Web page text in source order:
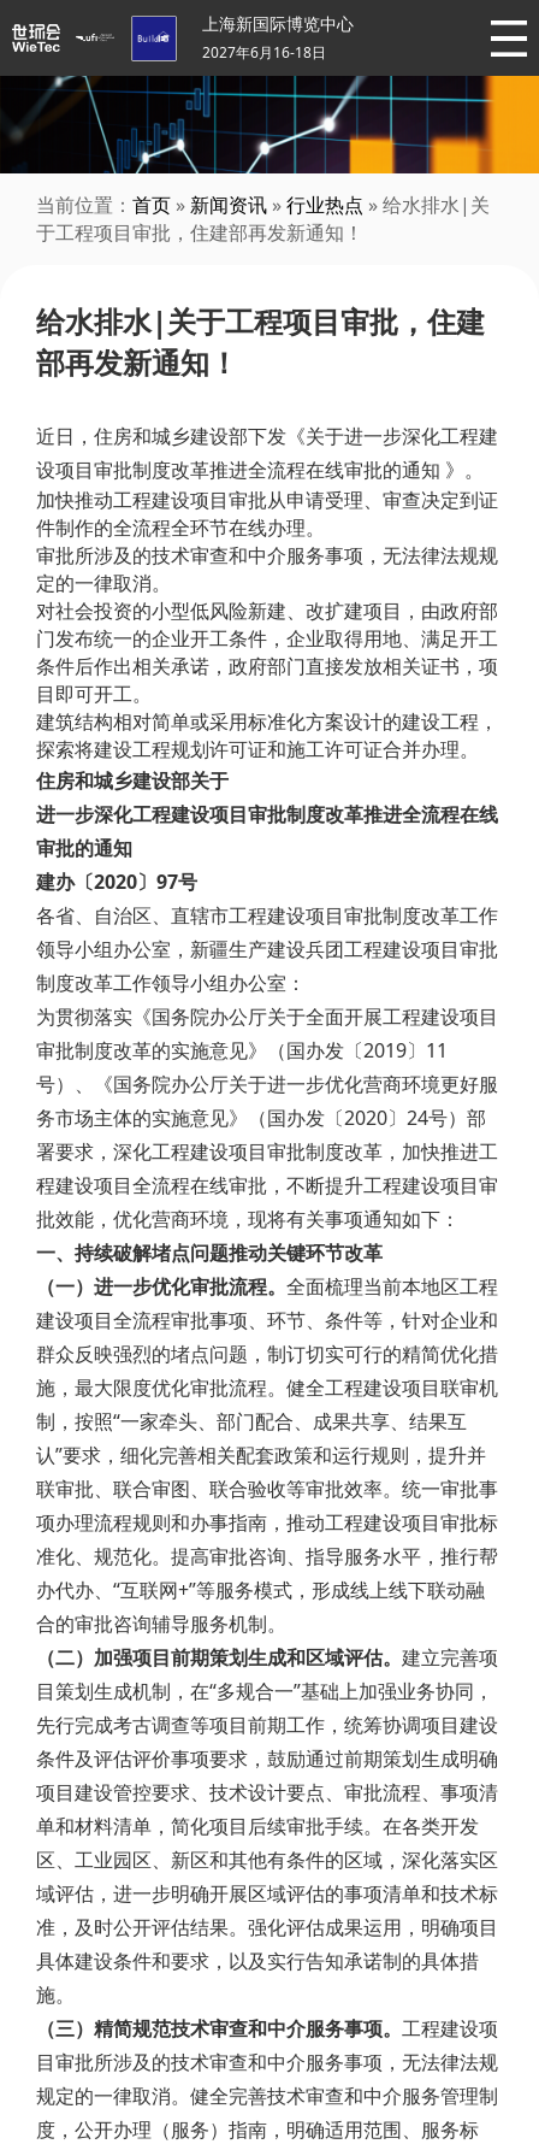
上海新国际博览中心
2027年6月16-18日
当前位置： 首页 » 新闻资讯 »行业热点 » 给水排水|关
于工程项目审批，住建部再发新通知！
给水排水|关于工程项目审批，住建
部再发新通知！
近日，住房和城乡建设部下发《关于进一步深化工程建
设项目审批制度改革推进全流程在线审批的通知 》。
加快推动工程建设项目审批从申请受理、审查决定到证
件制作的全流程全环节在线办理。
审批所涉及的技术审查和中介服务事项，无法律法规规
定的一律取消。
对社会投资的小型低风险新建、改扩建项目，由政府部
门发布统一的企业开工条件，企业取得用地、满足开工
条件后作出相关承诺，政府部门直接发放相关证书，项
目即可开工。
建筑结构相对简单或采用标准化方案设计的建设工程，
探索将建设工程规划许可证和施工许可证合并办理。
住房和城乡建设部关于
进一步深化工程建设项目审批制度改革推进全流程在线
审批的通知
建办〔2020〕97号
各省、自治区、直辖市工程建设项目审批制度改革工作
领导小组办公室，新疆生产建设兵团工程建设项目审批
制度改革工作领导小组办公室：
为贯彻落实《国务院办公厅关于全面开展工程建设项目
审批制度改革的实施意见》（国办发〔2019〕11
号）、《国务院办公厅关于进一步优化营商环境更好服
务市场主体的实施意见》（国办发〔2020〕24号）部
署要求，深化工程建设项目审批制度改革，加快推进工
程建设项目全流程在线审批，不断提升工程建设项目审
批效能，优化营商环境，现将有关事项通知如下：
一、持续破解堵点问题推动关键环节改革
（一）进一步优化审批流程。 全面梳理当前本地区工程
建设项目全流程审批事项、环节、条件等，针对企业和
群众反映强烈的堵点问题，制订切实可行的精简优化措
施，最大限度优化审批流程。健全工程建设项目联审机
制，按照“一家牵头、部门配合、成果共享、结果互
认”要求，细化完善相关配套政策和运行规则，提升并
联审批、联合审图、联合验收等审批效率。统一审批事
项办理流程规则和办事指南，推动工程建设项目审批标
准化、规范化。提高审批咨询、指导服务水平，推行帮
办代办、“互联网+”等服务模式，形成线上线下联动融
合的审批咨询辅导服务机制。
（二）加强项目前期策划生成和区域评估。 建立完善项
目策划生成机制，在“多规合一”基础上加强业务协同，
先行完成考古调查等项目前期工作，统筹协调项目建设
条件及评估评价事项要求，鼓励通过前期策划生成明确
项目建设管控要求、技术设计要点、审批流程、事项清
单和材料清单，简化项目后续审批手续。在各类开发
区、工业园区、新区和其他有条件的区域，深化落实区
域评估，进一步明确开展区域评估的事项清单和技术标
准，及时公开评估结果。强化评估成果运用，明确项目
具体建设条件和要求，以及实行告知承诺制的具体措
施。
（三）精简规范技术审查和中介服务事项。 工程建设项
目审批所涉及的技术审查和中介服务事项，无法律法规
规定的一律取消。健全完善技术审查和中介服务管理制
度，公开办理（服务）指南，明确适用范围、服务标